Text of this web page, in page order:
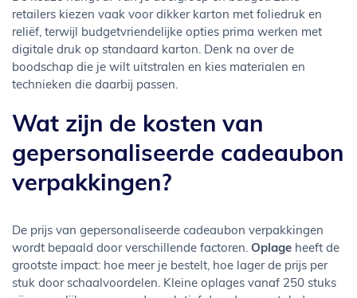
retailers kiezen vaak voor dikker karton met foliedruk en
reliëf, terwijl budgetvriendelijke opties prima werken met
digitale druk op standaard karton. Denk na over de
boodschap die je wilt uitstralen en kies materialen en
technieken die daarbij passen.
Wat zijn de kosten van
gepersonaliseerde cadeaubon
verpakkingen?
De prijs van gepersonaliseerde cadeaubon verpakkingen
wordt bepaald door verschillende factoren. Oplage heeft de
grootste impact: hoe meer je bestelt, hoe lager de prijs per
stuk door schaalvoordelen. Kleine oplages vanaf 250 stuks